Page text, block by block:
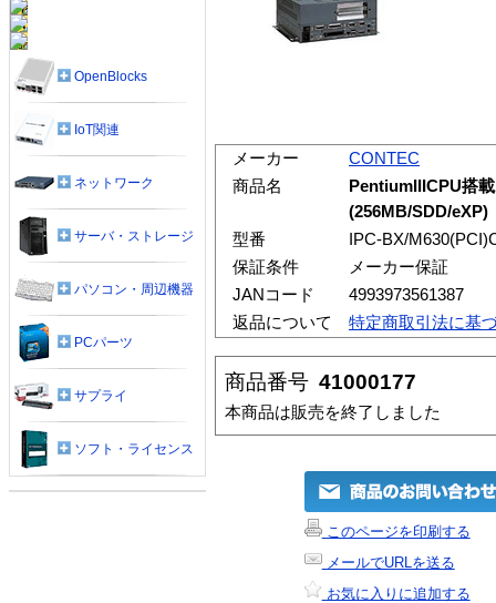
メーカー
CONTEC
商品名
PentiumIIICPU搭
(256MB/SDD/eXP)
型番
IPC-BX/
保証条件
メーカー保証
JANコード
4993973561387
返品について
特定商取引法に基
商品番号 41000177
本商品は販売を終了しました
このページを印刷する
メールでURLを送る
お気に入りに追加する
OpenBlocks
IoT関連
ネットワーク
サーバ・ストレージ
パソコン・周辺機器
PCパーツ
サプライ
ソフト・ライセンス